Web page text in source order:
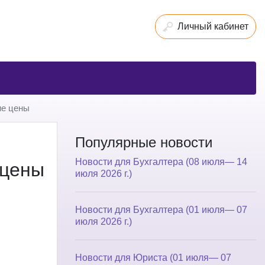
Личный кабинет
цены
Популярные новости
Новости для Бухгалтера (08 июля— 14
июля 2026 г.)
Новости для Бухгалтера (01 июля— 07
июля 2026 г.)
Новости для Юриста (01 июля— 07